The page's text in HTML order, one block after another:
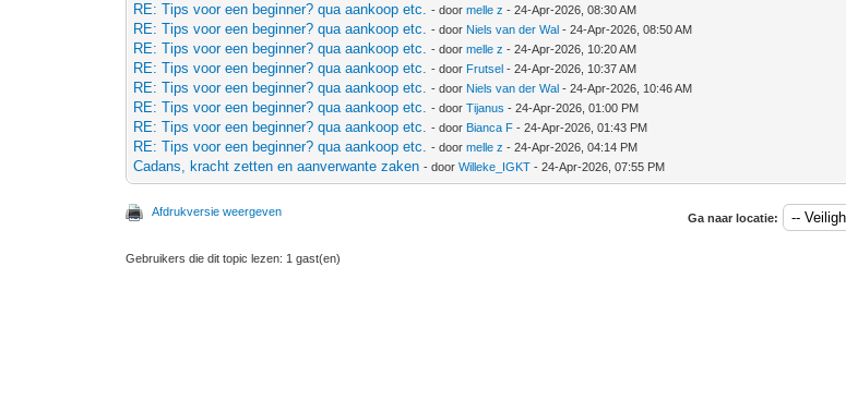
RE: Tips voor een beginner? qua aankoop etc. - doormelle z - 24-Apr-2026, 08:30 AM
RE: Tips voor een beginner? qua aankoop etc. - door Niels van der Wal - 24-Apr-2026, 08:50 AM
RE: Tips voor een beginner? qua aankoop etc. - doormelle z - 24-Apr-2026, 10:20 AM
RE: Tips voor een beginner? qua aankoop etc. - door Frutsel - 24-Apr-2026, 10:37 AM
RE: Tips voor een beginner? qua aankoop etc. - door Niels van der Wal - 24-Apr-2026, 10:46 AM
RE: Tips voor een beginner? qua aankoop etc. - doorTijanus - 24-Apr-2026, 01:00 PM
RE: Tips voor een beginner? qua aankoop etc. - door Bianca F - 24-Apr-2026, 01:43 PM
RE: Tips voor een beginner? qua aankoop etc. - doormelle z - 24-Apr-2026, 04:14 PM
Cadans, kracht zetten en aanverwante zaken - doorWilleke_IGKT - 24-Apr-2026, 07:55 PM
Afdrukversie weergeven Ga naar locatie:
Gebruikers die dit topic lezen: 1 gast(en)